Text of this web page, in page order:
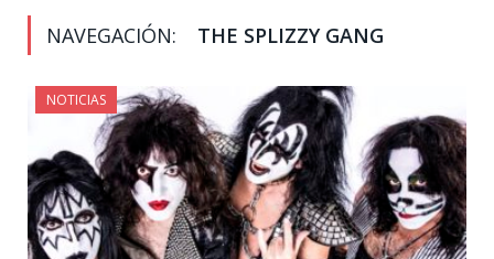
NAVEGACIÓN: THE SPLIZZY GANG
NOTICIAS